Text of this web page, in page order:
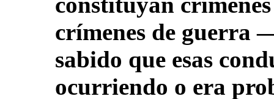
crímenes de guerra
sabido que esas
ocurriendo o era